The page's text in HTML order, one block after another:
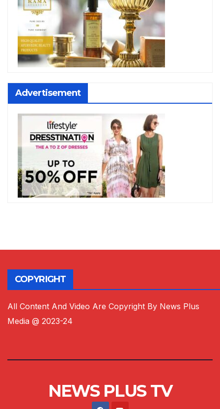
Advertisement
COPYRIGHT
All Content And Video Are Copyright By News Plus
Media @ 2023-24
NEWS PLUS TV